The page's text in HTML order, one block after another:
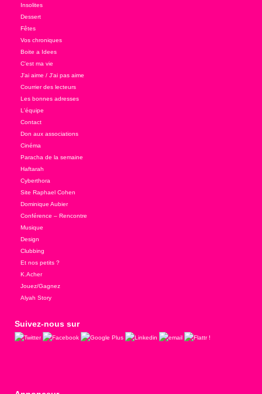
Insolites
Dessert
Fêtes
Vos chroniques
Boite a Idees
C'est ma vie
J'ai aime / J'ai pas aime
Courrier des lecteurs
Les bonnes adresses
L'équipe
Contact
Don aux associations
Cinéma
Paracha de la semaine
Haftarah
Cyberthora
Site Raphael Cohen
Dominique Aubier
Conférence – Rencontre
Musique
Design
Clubbing
Et nos petits ?
K.Acher
Jouez/Gagnez
Alyah Story
Suivez-nous sur